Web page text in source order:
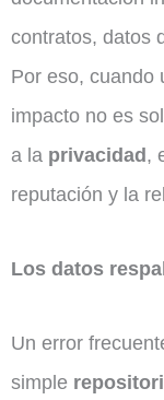
contratos, datos
Por eso, cuando
impacto no es
a la privacidad,
reputación y la
Los datos
Un error
simple